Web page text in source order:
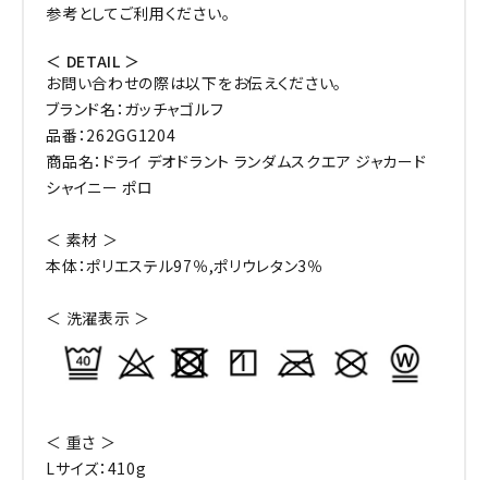
参考としてご利用ください。
＜ DETAIL ＞
お問い合わせの際は以下をお伝えください。
ブランド名：ガッチャゴルフ
品番：262GG1204
商品名：ドライ デオドラント ランダムスクエア ジャカード
シャイニー ポロ
＜ 素材 ＞
本体：ポリエステル97％,ポリウレタン3％
＜ 洗濯表示 ＞
＜ 重さ ＞
Lサイズ：410g